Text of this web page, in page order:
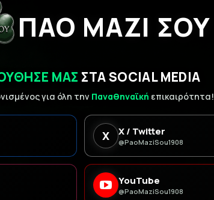
ΠΑΟ ΜΑΖΙ ΣΟΥ
ΜΑΣ ΣΤΑ SOCIAL MEDIA
για όλη την Παναθηναϊκή επικαιρότητα!
X X / Twitter
@PaoMaziSou1908
YouTube
@PaoMaziSou1908